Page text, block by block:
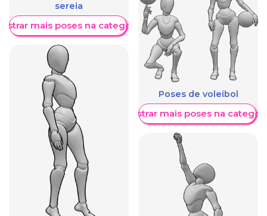
sereia
mais poses na categoria
Poses de voleibol
Mostrar mais poses na